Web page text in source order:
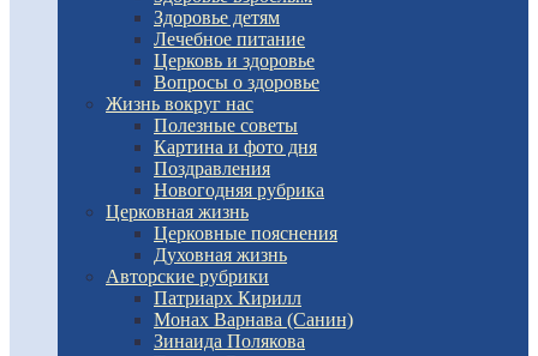
Здоровье детям
Лечебное питание
Церковь и здоровье
Вопросы о здоровье
Жизнь вокруг нас
Полезные советы
Картина и фото дня
Поздравления
Новогодняя рубрика
Церковная жизнь
Церковные пояснения
Духовная жизнь
Авторские рубрики
Патриарх Кирилл
Монах Варнава (Санин)
Зинаида Полякова